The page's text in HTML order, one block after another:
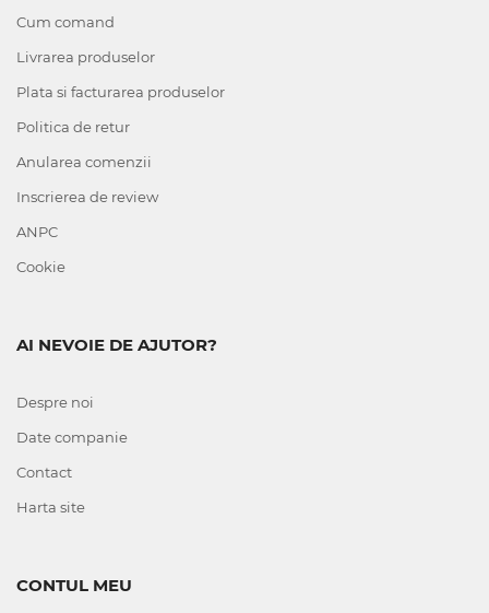
Cum comand
Livrarea produselor
Plata si facturarea produselor
Politica de retur
Anularea comenzii
Inscrierea de review
ANPC
Cookie
AI NEVOIE DE AJUTOR?
Despre noi
Date companie
Contact
Harta site
CONTUL MEU